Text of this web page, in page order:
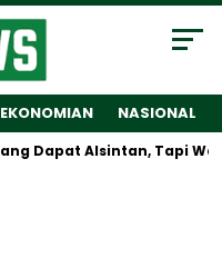
NASIONAL
Alsintan, Tapi